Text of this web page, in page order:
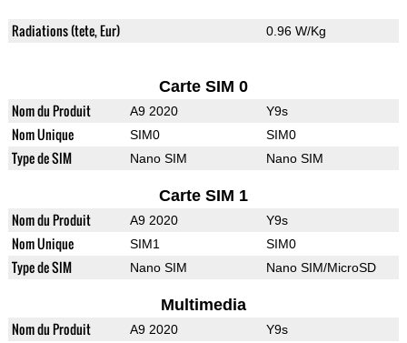
Radiations (tete, Eur) 0.96 W/Kg
Carte SIM 0
Nom du Produit A9 2020 Y9s
Nom Unique SIM0 SIM0
Type de SIM Nano SIM Nano SIM
Carte SIM 1
Nom du Produit A9 2020 Y9s
Nom Unique SIM1 SIM0
Type de SIM Nano SIM Nano SIM/MicroSD
Multimedia
Nom du Produit A9 2020 Y9s